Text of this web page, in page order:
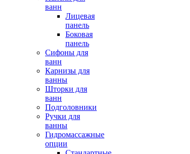
ванн
Лицевая
панель
Боковая
панель
Сифоны для
ванн
Карнизы для
ванны
Шторки для
ванн
Подголовники
Ручки для
ванны
Гидромассажные
опции